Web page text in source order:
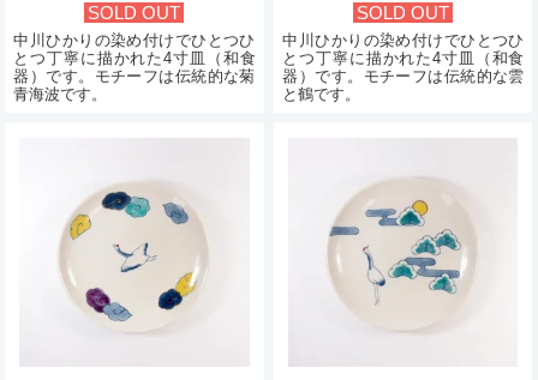
SOLD OUT
中川ひかりの染め付けでひとつひ
とつ丁寧に描かれた4寸皿（和食
器）です。モチーフは伝統的な菊
青海波です。
SOLD OUT
中川ひかりの染め付けでひとつひ
とつ丁寧に描かれた4寸皿（和食
器）です。モチーフは伝統的な雲
と鶴です。